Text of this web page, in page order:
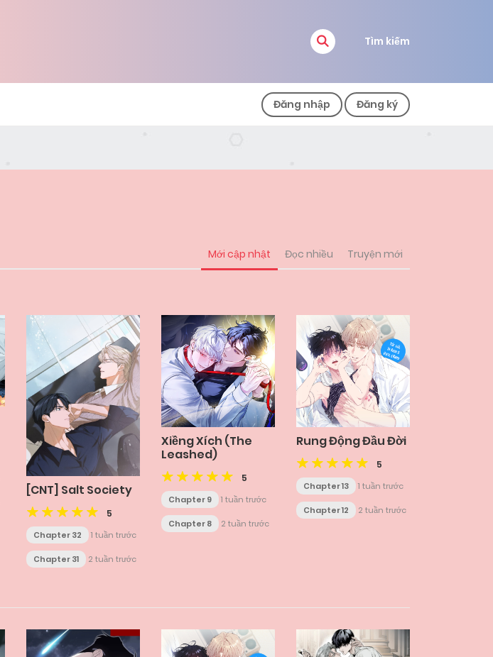
Tìm kiếm
Đăng nhập Đăng ký
Mới cập nhật Đọc nhiều Truyện mới
[CNT] Salt Society
5
Chapter 32 1 tuần trước
Chapter 31 2 tuần trước
Xiềng Xích (The
Leashed)
5
Chapter 9 1 tuần trước
Chapter 8 2 tuần trước
Rung Động Đầu Đời
5
Chapter 13 1 tuần trước
Chapter 12 2 tuần trước